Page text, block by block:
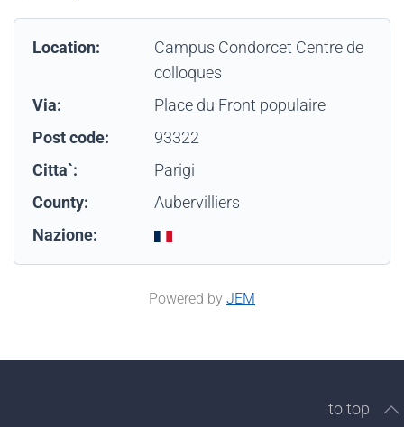
Location:
Campus Condorcet Centre de
colloques
Via:
Place du Front populaire
Post code:
93322
Citta`:
Parigi
County:
Aubervilliers
Nazione:
Powered by JEM
to top